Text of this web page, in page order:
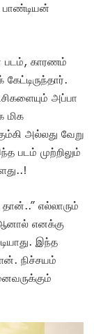
படம், காரணம்
அப்பா
மிக
அல்லது வேறு
படம் முற்றிலும்
எல்லாரும்
ஆனால் எனக்கு
இந்த
நிச்சயம்